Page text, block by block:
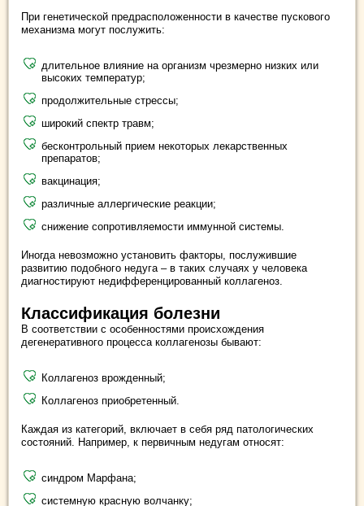
При генетической предрасположенности в качестве пускового
механизма могут послужить:
длительное влияние на организм чрезмерно низких или
высоких температур;
продолжительные стрессы;
широкий спектр травм;
бесконтрольный прием некоторых лекарственных
препаратов;
вакцинация;
различные аллергические реакции;
снижение сопротивляемости иммунной системы.
Иногда невозможно установить факторы, послужившие
развитию подобного недуга – в таких случаях у человека
диагностируют недифференцированный коллагеноз.
Классификация болезни
В соответствии с особенностями происхождения
дегенеративного процесса коллагенозы бывают:
Коллагеноз врожденный;
Коллагеноз приобретенный.
Каждая из категорий, включает в себя ряд патологических
состояний. Например, к первичным недугам относят:
синдром Марфана;
системную красную волчанку;